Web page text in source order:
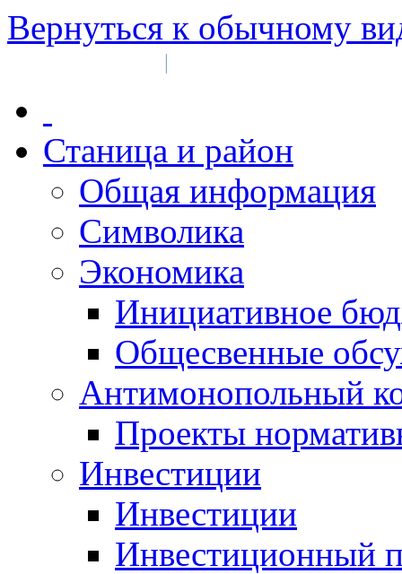
Вернуться к обычному
|
Станица и район
Общая информация
Символика
Экономика
Инициативное
Общесвенные
Антимонопольный
Проекты
Инвестиции
Инвестиции
Инвестиционный